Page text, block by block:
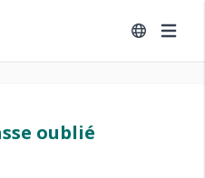
oublié